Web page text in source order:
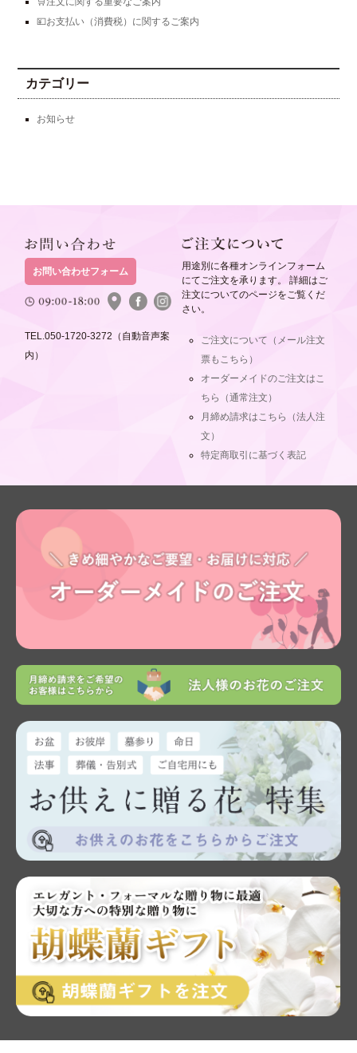
💴お支払い（消費税）に関するご案内
カテゴリー
お知らせ
お問い合わせフォーム
TEL.050-1720-3272（自動音声案
内）
用途別に各種オンラインフォーム
にてご注文を承ります。 詳細はご
注文についてのページをご覧くだ
さい。
ご注文について（メール注文
票もこちら）
オーダーメイドのご注文はこ
ちら（通常注文）
月締め請求はこちら（法人注
文）
特定商取引に基づく表記